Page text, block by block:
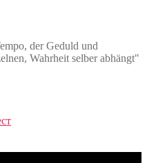
der Geduld und
Wahrheit selber abhängt"